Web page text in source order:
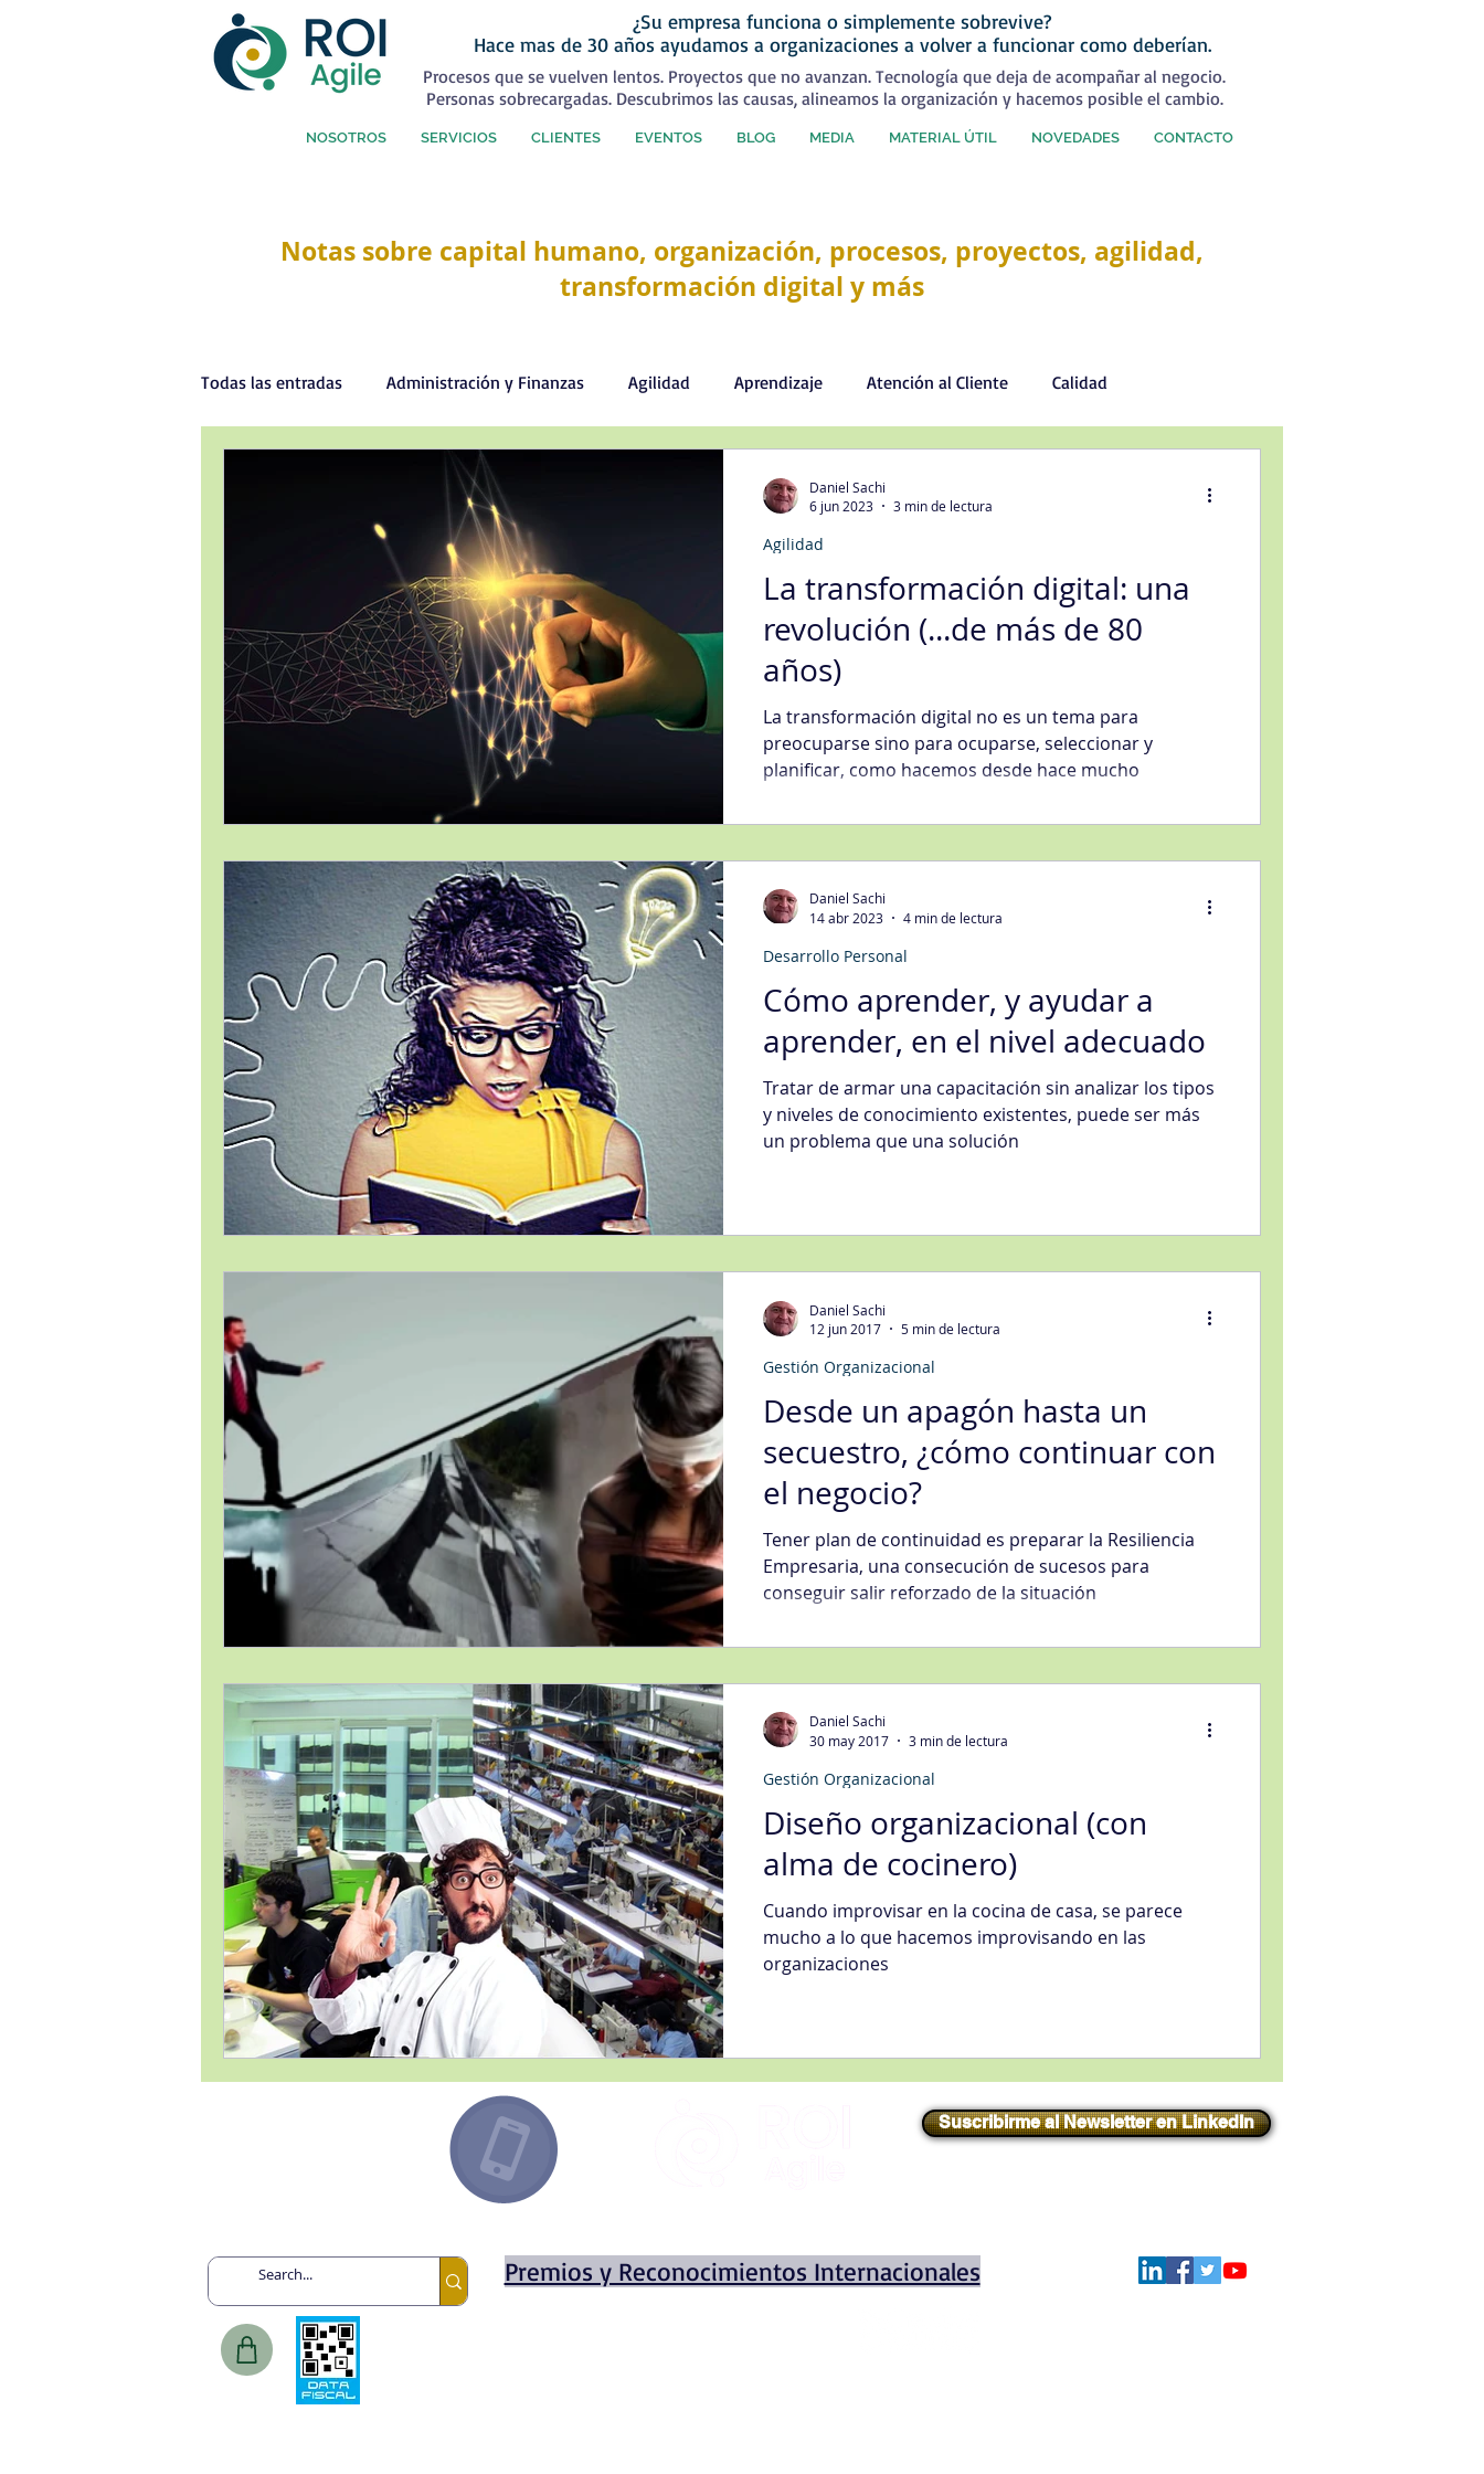
¿Su empresa funciona o simplemente sobrevive?
Hace mas de 30 años ayudamos a organizaciones a volver a funcionar como deberían.
Procesos que se vuelven lentos. Proyectos que no avanzan. Tecnología que deja de acompañar al negocio.
Personas sobrecargadas. Descubrimos las causas, alineamos la organización y hacemos posible el cambio.
NOSOTROS SERVICIOS CLIENTES EVENTOS BLOG MEDIA MATERIAL ÚTIL NOVEDADES CONTACTO
Notas sobre capital humano, organización, procesos, proyectos, agilidad,
transformación digital y más
Todas las entradas Administración y Finanzas Agilidad Aprendizaje Atención al Cliente Calidad
Coaching
Estrategia Comercial Estrategias Tecnología Informática Fidelización del Cliente
Gestión de Proyectos / Project Mgmt Gestión de Quejas Gestión Organizacional Inteligencia artificial
Mejora Continua Metodologías Nivel de Servicio Satisfacción al Cliente
Temas Generales Transformación Digital Ventas Compras
La transformación digital: una
revolución (...de más de 80
años)
La transformación digital no es un tema para
preocuparse sino para ocuparse, seleccionar y
planificar, como hacemos desde hace mucho
Agilidad
Daniel Sachi
6 jun 2023
3 min de lectura
Cómo aprender, y ayudar a
aprender, en el nivel adecuado
Tratar de armar una capacitación sin analizar los tipos
y niveles de conocimiento existentes, puede ser más
un problema que una solución
Desarrollo Personal
Daniel Sachi
14 abr 2023
4 min de lectura
Desde un apagón hasta un
secuestro, ¿cómo continuar con
el negocio?
Tener plan de continuidad es preparar la Resiliencia
Empresaria, una consecución de sucesos para
conseguir salir reforzado de la situación
Gestión Organizacional
Daniel Sachi
12 jun 2017
5 min de lectura
Diseño organizacional (con
alma de cocinero)
Cuando improvisar en la cocina de casa, se parece
mucho a lo que hacemos improvisando en las
organizaciones
Gestión Organizacional
Daniel Sachi
30 may 2017
3 min de lectura
Suscribirme al Newsletter en LinkedIn
Premios y Reconocimientos Internacionales